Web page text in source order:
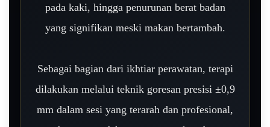
pada kaki, hingga penurunan berat badan
yang signifikan meski makan bertambah.
Sebagai bagian dari ikhtiar perawatan, terapi
dilakukan melalui teknik goresan presisi ±0,9
mm dalam sesi yang terarah dan profesional,